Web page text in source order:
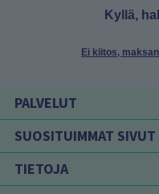
Kyllä,
Ei kiitos,
PALVELUT
SUOSITUIMMAT SIVUT
TIETOJA